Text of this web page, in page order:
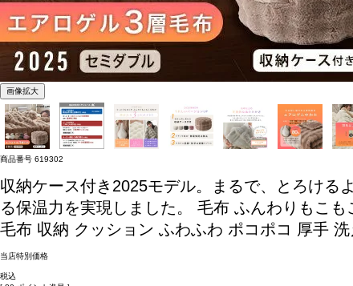
画像拡大
商品番号 619302
収納ケース付き2025モデル。まるで、とろける
る保温力を実現しました。
毛布 ふんわりもこ
毛布 収納 クッション ふわふわ ポコポコ 厚手
当店特別価格
税込